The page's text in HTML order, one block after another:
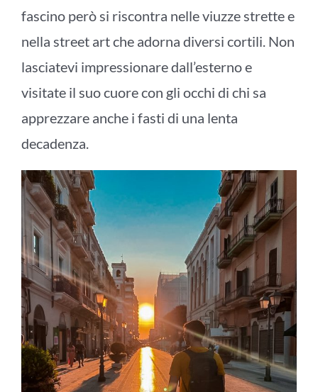
fascino però si riscontra nelle viuzze strette e
nella street art che adorna diversi cortili. Non
lasciatevi impressionare dall’esterno e
visitate il suo cuore con gli occhi di chi sa
apprezzare anche i fasti di una lenta
decadenza.